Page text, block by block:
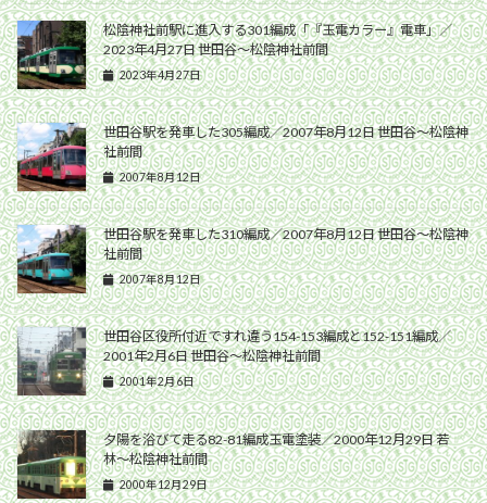
松陰神社前駅に進入する301編成「『玉電カラー』電車」／
2023年4月27日 世田谷〜松陰神社前間
2023年4月27日
世田谷駅を発車した305編成／2007年8月12日 世田谷〜松陰神
社前間
2007年8月12日
世田谷駅を発車した310編成／2007年8月12日 世田谷〜松陰神
社前間
2007年8月12日
世田谷区役所付近ですれ違う154-153編成と152-151編成／
2001年2月6日 世田谷〜松陰神社前間
2001年2月6日
夕陽を浴びて走る82-81編成玉電塗装／2000年12月29日 若
林〜松陰神社前間
2000年12月29日